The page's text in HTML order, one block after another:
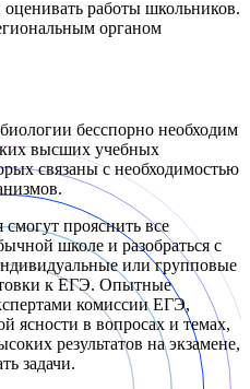
работы школьников.
органом
бесспорно необходим
высших учебных
связаны с необходимостью
прояснить все
школе и разобраться с
или групповые
к ЕГЭ. Опытные
комиссии ЕГЭ,
ясности в вопросах и темах,
результатов на экзамене,
задачи.